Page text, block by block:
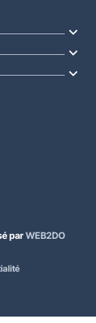



parWEB2DO